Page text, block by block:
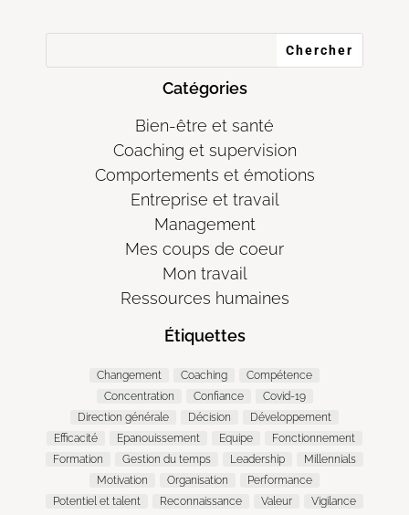
Catégories
Bien-être et santé
Coaching et supervision
Comportements et émotions
Entreprise et travail
Management
Mes coups de coeur
Mon travail
Ressources humaines
Étiquettes
Changement Coaching
Compétence
Concentration
Confiance
Covid-19
Direction générale
Décision
Développement
Efficacité
Epanouissement Equipe
Fonctionnement
Formation
Gestion du temps Leadership
Millennials
Motivation
Organisation
Performance
Potentiel et talent
Reconnaissance Valeur Vigilance